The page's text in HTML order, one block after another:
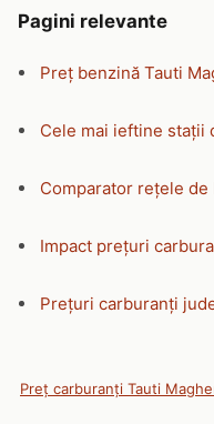
Pagini relevante
Preț benzină Tauti
Cele mai ieftine stații
Comparator rețele de
Impact prețuri
Prețuri carburanți
Preț carburanți Tauti